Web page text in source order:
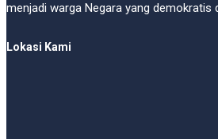
menjadi warga Negara yang demokratis
Lokasi Kami